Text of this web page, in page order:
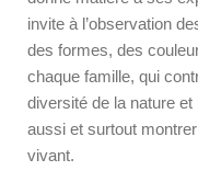
invite à l’observation
des formes, des
chaque famille, qui
diversité de la nature et
aussi et surtout
vivant.